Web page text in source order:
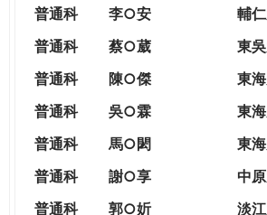
普通科
李○安
輔
普通科
蔡○葳
東
普通科
陳○傑
東
普通科
吳○霖
東
普通科
馬○閎
東
普通科
謝○享
中
普通科
郭○妡
淡